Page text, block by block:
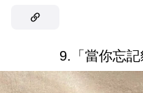
9.「當你忘記